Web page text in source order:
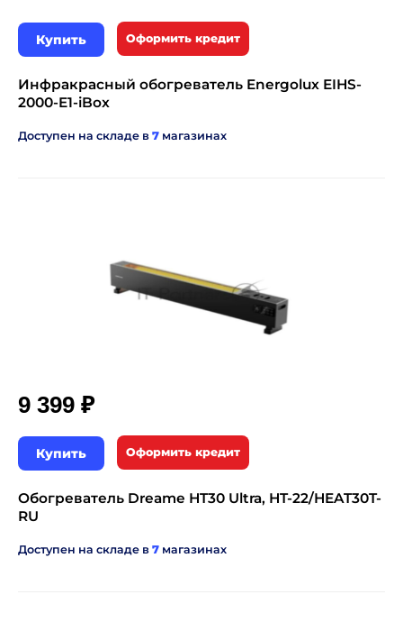
Купить Оформить кредит
Инфракрасный обогреватель Energolux EIHS-
2000-E1-iBox
Доступен на складе в 7 магазинах
9 399 ₽
Купить Оформить кредит
Обогреватель Dreame HT30 Ultra, HT-22/HEAT30T-
RU
Доступен на складе в 7 магазинах